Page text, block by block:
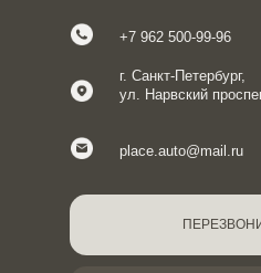
+7 962 500-99-96
г. Санкт-Петербург,
ул. Нарвский
place.auto@mail.ru